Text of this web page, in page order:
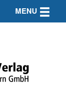
MENU Toggle